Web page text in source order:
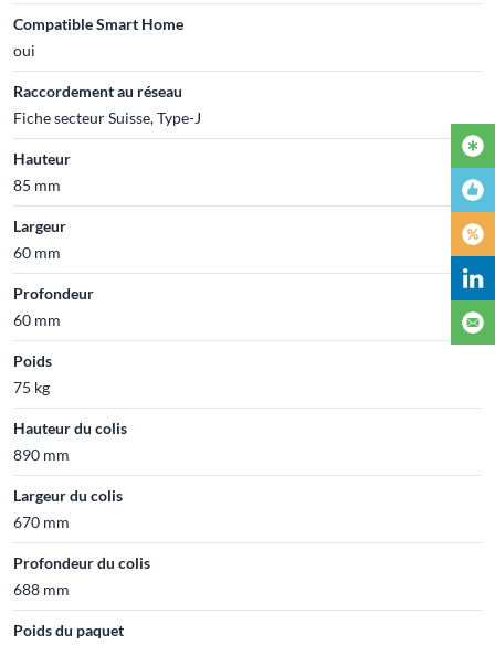
Compatible Smart Home
oui
Raccordement au réseau
Fiche secteur Suisse, Type-J
Hauteur
85 mm
Largeur
60 mm
Profondeur
60 mm
Poids
75 kg
Hauteur du colis
890 mm
Largeur du colis
670 mm
Profondeur du colis
688 mm
Poids du paquet